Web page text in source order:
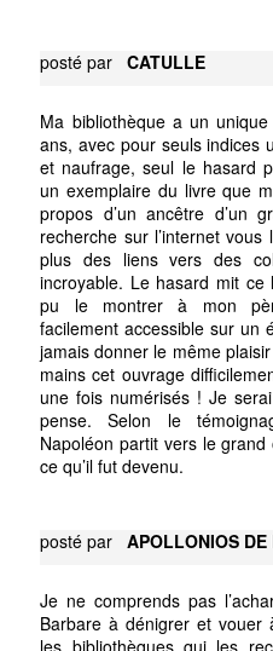
posté parCATULLE
Ma bibliothèque a un
ans, avec pour seuls indices
et naufrage, seul le hasard
un exemplaire du livre que
propos d’un ancêtre d’un
recherche sur l’internet
plus des liens vers des
incroyable. Le hasard mit ce
pu le montrer à mon
facilement accessible sur un
jamais donner le même
mains cet ouvrage
une fois numérisés ! Je
pense. Selon le
Napoléon partit vers le
ce qu’il fut devenu.
posté parAPOLLONIOS DE
Je ne comprends pas
Barbare à dénigrer et
les bibliothèques qui les